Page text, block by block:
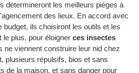
détermineront les meilleurs pièges à
des lieux. En accord avec
ils choisiront les outils et les
le plus, pour éloigner ces insectes
ne viennent construire leur nid chez
plusieurs répulsifs, bios et sans
de la maison, et sans danger pour